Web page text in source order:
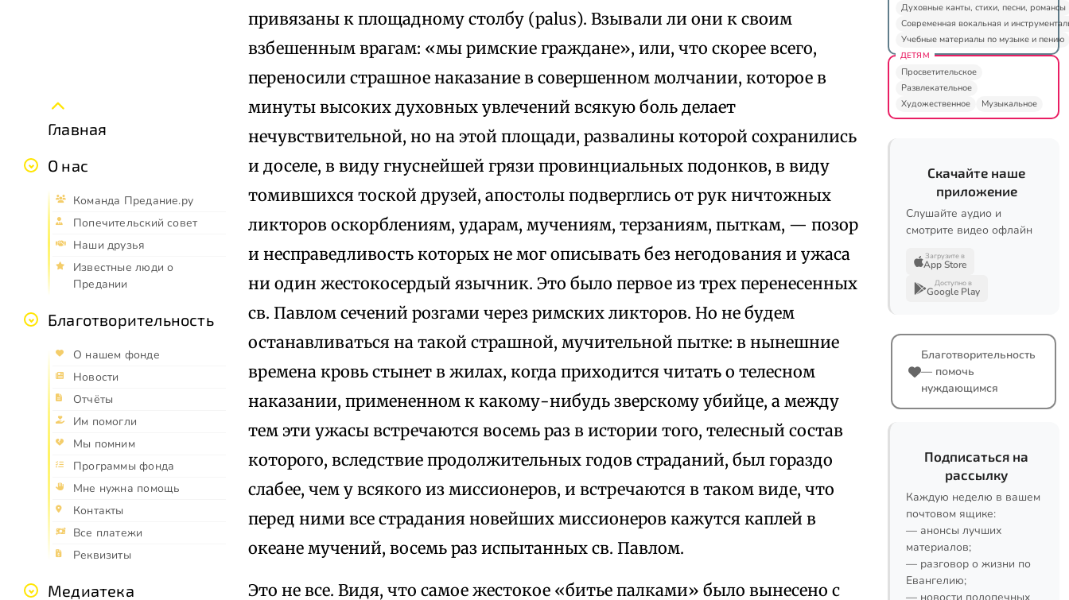
Главная
О нас
Команда Предание.ру
Попечительский совет
Наши друзья
Известные люди о
Предании
Благотворительность
О нашем фонде
Новости
Отчёты
Им помогли
Мы помним
Программы фонда
Мне нужна помощь
Контакты
Все платежи
Реквизиты
Медиатека
привязаны к площадному столбу (palus). Взывали ли они к своим
взбешенным врагам: «мы римские граждане», или, что скорее всего,
переносили страшное наказание в совершенном молчании, которое в
минуты высоких духовных увлечений всякую боль делает
нечувствительной, но на этой площади, развалины которой сохранились
и доселе, в виду гнуснейшей грязи провинциальных подонков, в виду
томившихся тоской друзей, апостолы подверглись от рук ничтожных
ликторов оскорблениям, ударам, мучениям, терзаниям, пыткам, — позор
и несправедливость которых не мог описывать без негодования и ужаса
ни один жестокосердый язычник. Это было первое из трех перенесенных
св. Павлом сечений розгами через римских ликторов. Но не будем
останавливаться на такой страшной, мучительной пытке: в нынешние
времена кровь стынет в жилах, когда приходится читать о телесном
наказании, примененном к какому-нибудь зверскому убийце, а между
тем эти ужасы встречаются восемь раз в истории того, телесный состав
которого, вследствие продолжительных годов страданий, был гораздо
слабее, чем у всякого из миссионеров, и встречаются в таком виде, что
перед ними все страдания новейших миссионеров кажутся каплей в
океане мучений, восемь раз испытанных св. Павлом.
Это не все. Видя, что самое жестокое «битье палками» было вынесено с
Духовные канты, стихи, песни, романсы
Современная вокальная и
Учебные материалы по музыке и пению
ДЕТЯМ
Просветительское
Развлекательное
Художественное
Музыкальное
Скачайте наше
приложение
Слушайте аудио и
смотрите видео офлайн
Загрузите в
App Store
Доступно в
Google Play
Благотворительность
— помочь
нуждающимся
Подписаться на
рассылку
Каждую неделю в вашем
почтовом ящике:
— анонсы лучших
материалов;
— разговор о жизни по
Евангелию;